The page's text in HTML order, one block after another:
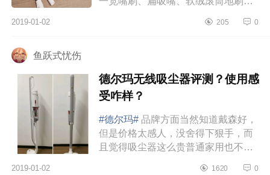
螨两大功能！价格也很便宜，不到...
2019-01-02 205 0
鱼跃式忧伤
德尔玛无线吸尘器评测？使用感
受咋样？
#德尔玛# 品牌方面当然知道戴森好，
但是价格太感人，没舍得下狠手，而
且觉得吸尘器这么贵普通家用也不
2019-01-02 1620 0